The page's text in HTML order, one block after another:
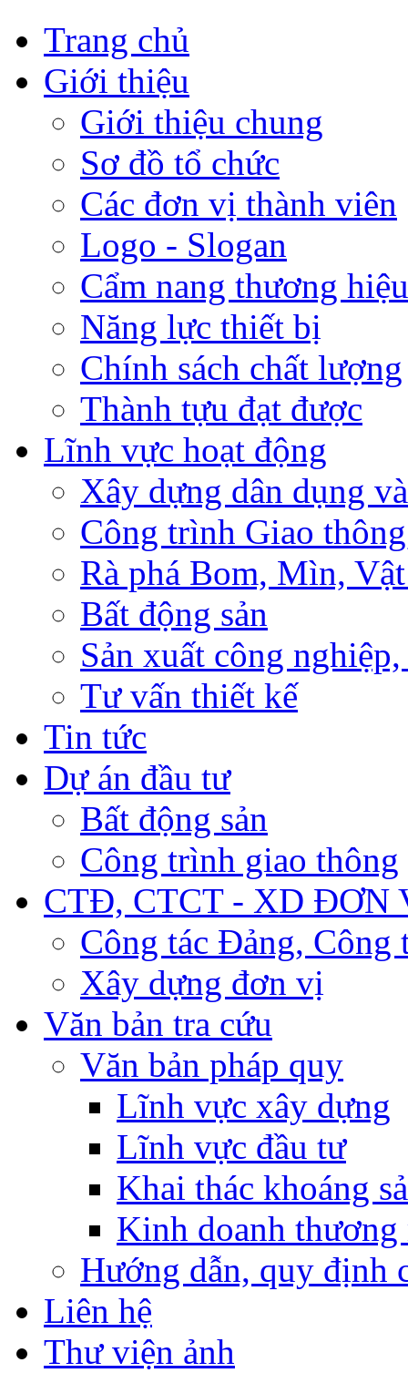
Trang chủ
Giới thiệu
Giới thiệu chung
Sơ đồ tổ chức
Các đơn vị thành viên
Logo - Slogan
Cẩm nang thương hiệu
Năng lực thiết bị
Chính sách chất lượng
Thành tựu đạt được
Lĩnh vực hoạt động
Xây dựng dân dụng
Công trình Giao
Rà phá Bom, Mìn,
Bất động sản
Sản xuất công
Tư vấn thiết kế
Tin tức
Dự án đầu tư
Bất động sản
Công trình giao thông
CTĐ, CTCT - XD ĐƠN
Công tác Đảng, Công
Xây dựng đơn vị
Văn bản tra cứu
Văn bản pháp quy
Lĩnh vực xây dựng
Lĩnh vực đầu tư
Khai thác khoáng
Kinh doanh thương
Hướng dẫn, quy định
Liên hệ
Thư viện ảnh